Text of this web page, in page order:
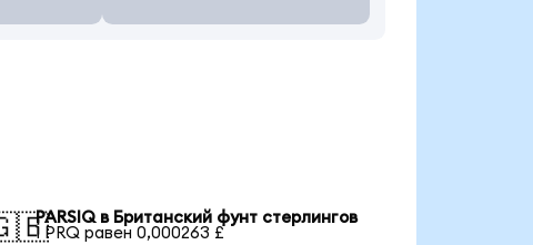
PARSIQ в Британский фунт стерлингов
1 PRQ равен 0,000263 £